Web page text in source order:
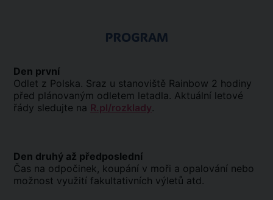
PROGRAM
Den první
Odlet z Polska. Sraz u stanoviště Rainbow 2 hodiny
před plánovaným odletem letadla. Aktuální letové
řády sledujte na R.pl/rozklady.
Den druhý až předposlední
Čas na odpočinek, koupání v moři a opalování nebo
možnost využití fakultativních výletů atd.